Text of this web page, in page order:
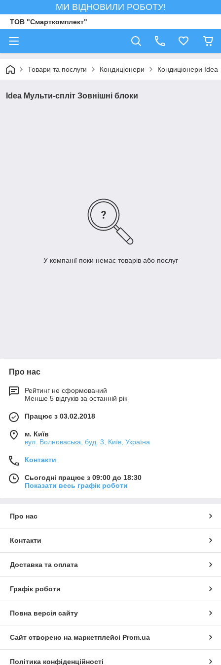
МИ ВІДНОВИЛИ РОБОТУ!
ТОВ "Смарткомплект"
Товари та послуги Кондиціонери Кондиціонери Idea
Idea Мульти-спліт Зовнішні блоки
У компанії поки немає товарів або послуг
Про нас
Рейтинг не сформований
Менше 5 відгуків за останній рік
Працює з 03.02.2018
м. Київ
вул. Волноваська, буд. 3, Київ, Україна
Контакти
Сьогодні працює з 09:00 до 18:30
Показати весь графік роботи
Про нас
Контакти
Доставка та оплата
Графік роботи
Повна версія сайту
Сайт створено на маркетплейсі Prom.ua
Політика конфіденційності